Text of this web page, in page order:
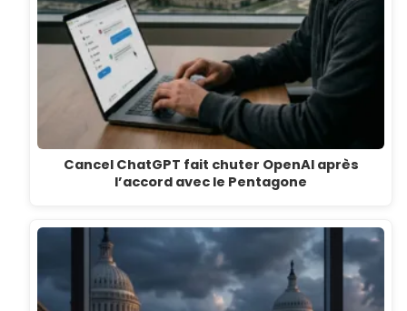
Cancel ChatGPT fait chuter OpenAI après
l’accord avec le Pentagone